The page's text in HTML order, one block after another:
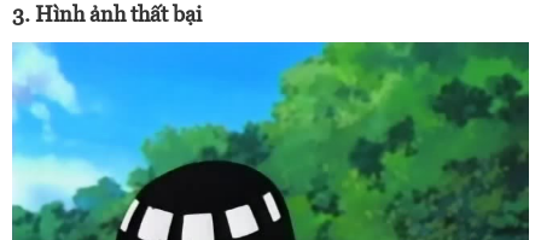
3. Hình ảnh thất bại